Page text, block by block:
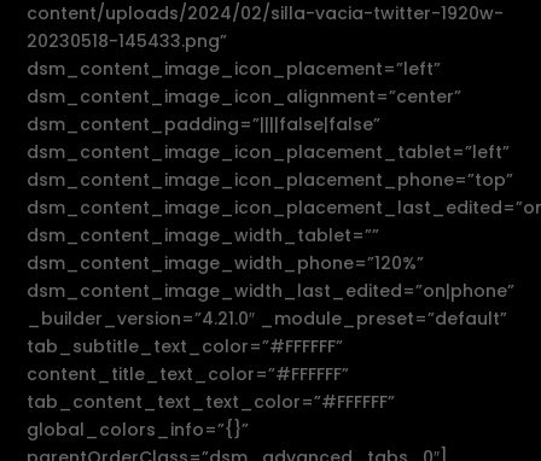
content/uploads/2024/02/silla-vacia-twitter-1920w-
20230518-145433.png”
dsm_content_image_icon_placement=”left”
dsm_content_image_icon_alignment=”center”
dsm_content_padding=”||||false|false”
dsm_content_image_icon_placement_tablet=”left”
dsm_content_image_icon_placement_phone=”top”
dsm_content_image_width_tablet=””
dsm_content_image_width_phone=”120%”
dsm_content_image_width_last_edited=”on|phone”
_builder_version=”4.21.0″ _module_preset=”default”
tab_subtitle_text_color=”#FFFFFF”
content_title_text_color=”#FFFFFF”
tab_content_text_text_color=”#FFFFFF”
global_colors_info=”{}”